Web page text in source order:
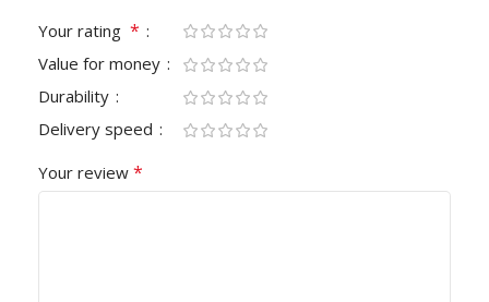
Your rating *
Value for money
Durability
Delivery speed
Your review *